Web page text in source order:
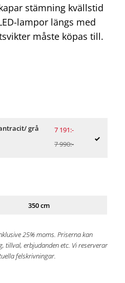
stämning kvällstid
lampor längs med
måste köpas till.
grå
7 191:-
7 990:-
350 cm
25% moms. Priserna kan
tillval, erbjudanden etc. Vi reserverar
felskrivningar.